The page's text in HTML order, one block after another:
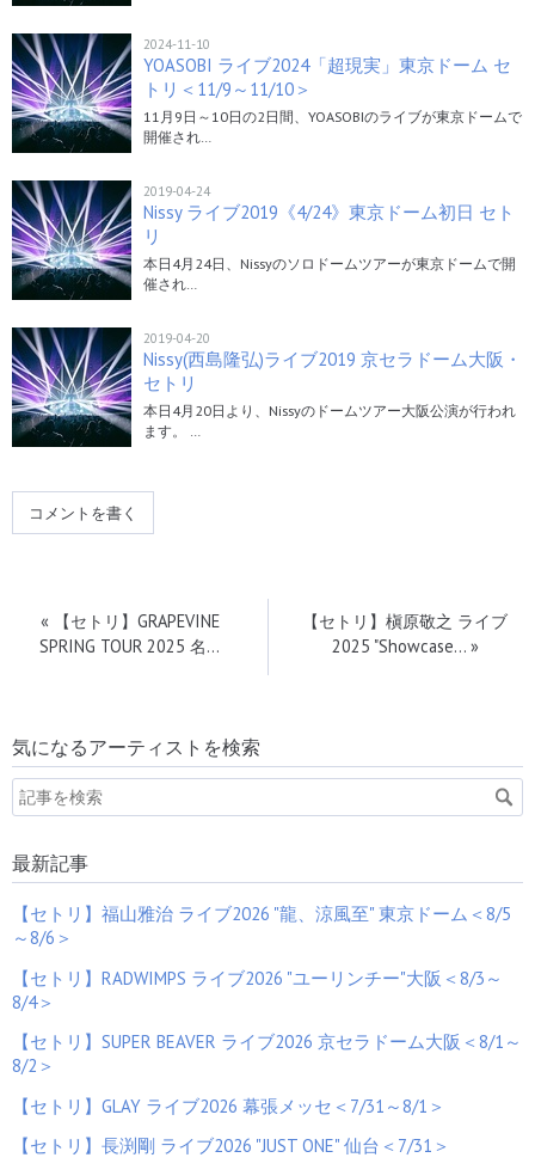
2024-11-10
YOASOBI ライブ2024「超現実」東京ドーム セ
トリ＜11/9～11/10＞
11月9日～10日の2日間、YOASOBIのライブが東京ドームで
開催され…
2019-04-24
Nissy ライブ2019《4/24》東京ドーム初日 セト
リ
本日4月24日、Nissyのソロドームツアーが東京ドームで開
催され…
2019-04-20
Nissy(西島隆弘)ライブ2019 京セラドーム大阪・
セトリ
本日4月20日より、Nissyのドームツアー大阪公演が行われ
ます。 …
コメントを書く
«
【セトリ】GRAPEVINE
SPRING TOUR 2025 名…
【セトリ】槇原敬之 ライブ
2025 "Showcase… »
気になるアーティストを検索
最新記事
【セトリ】福山雅治 ライブ2026 "龍、涼風至" 東京ドーム＜8/5
～8/6＞
【セトリ】RADWIMPS ライブ2026 "ユーリンチー"大阪＜8/3～
8/4＞
【セトリ】SUPER BEAVER ライブ2026 京セラドーム大阪＜8/1～
8/2＞
【セトリ】GLAY ライブ2026 幕張メッセ＜7/31～8/1＞
【セトリ】長渕剛 ライブ2026 "JUST ONE" 仙台＜7/31＞